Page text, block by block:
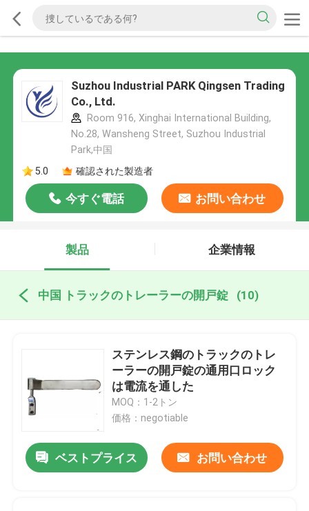
Suzhou Industrial PARK Qingsen Trading
Co., Ltd.
Room 916, Xinghai International Building,
No.28, Wansheng Street, Suzhou Industrial
Park,中国
5.0
確認された製造者
今すぐ電話 お問い合わせ
製品 企業情報
中国 トラックのトレーラーの開戸錠 (10)
ステンレス鋼のトラックのトレ
ーラーの開戸錠の通用口ロック
は電流を通した
MOQ：1-2トン
価格：negotiable
ベストプライス お問い合わせ